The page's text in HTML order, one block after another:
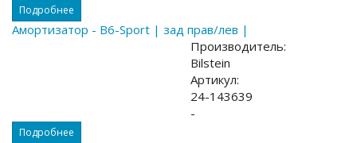
Подробнее
Амортизатор - B6-Sport | зад прав/лев |
Производитель:
Bilstein
Артикул:
24-143639
-
Подробнее